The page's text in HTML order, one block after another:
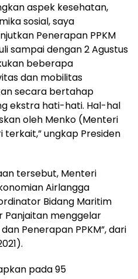
aspek kesehatan,
sosial, saya
Penerapan PPKM
sampai dengan 2 Agustus
beberapa
dan mobilitas
secara bertahap
ekstra hati-hati. Hal-hal
oleh Menko (Menteri
ungkap Presiden
tersebut, Menteri
Airlangga
Bidang Maritim
Panjaitan menggelar
Penerapan PPKM”, dari
pada 95